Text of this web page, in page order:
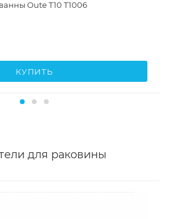
Oute T10 T1006
КУПИТЬ
для раковины